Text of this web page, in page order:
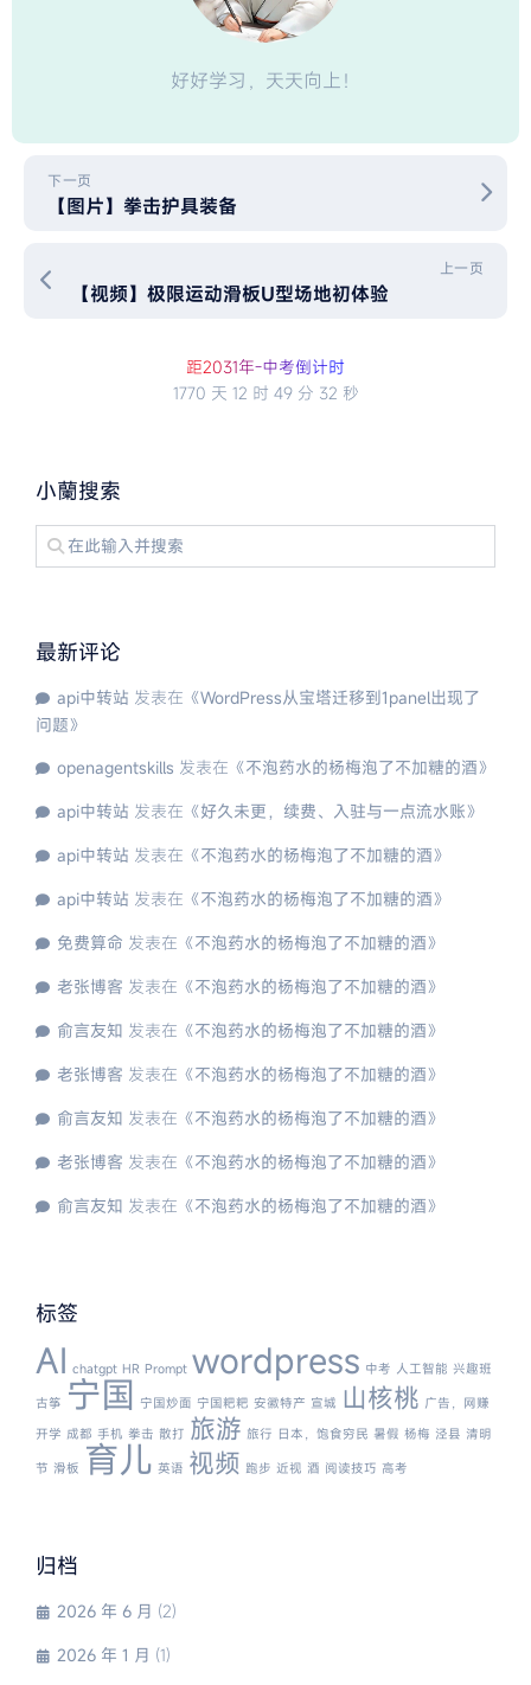
好好学习，天天向上！
下一页
【图片】拳击护具装备
上一页
【视频】极限运动滑板U型场地初体验
距2031年-中考倒计时
1770 天 12 时 49 分 31 秒
小蘭搜索
最新评论
api中转站 发表在《WordPress从宝塔迁移到1panel出现了
问题》
openagentskills 发表在《不泡药水的杨梅泡了不加糖的酒》
api中转站 发表在《好久未更，续费、入驻与一点流水账》
api中转站 发表在《不泡药水的杨梅泡了不加糖的酒》
api中转站 发表在《不泡药水的杨梅泡了不加糖的酒》
免费算命 发表在《不泡药水的杨梅泡了不加糖的酒》
老张博客 发表在《不泡药水的杨梅泡了不加糖的酒》
俞言友知 发表在《不泡药水的杨梅泡了不加糖的酒》
老张博客 发表在《不泡药水的杨梅泡了不加糖的酒》
俞言友知 发表在《不泡药水的杨梅泡了不加糖的酒》
老张博客 发表在《不泡药水的杨梅泡了不加糖的酒》
俞言友知 发表在《不泡药水的杨梅泡了不加糖的酒》
标签
AI chatgpt HR Prompt wordpress 中考 人工智能 兴趣班
古筝 宁国 宁国炒面 宁国粑粑 安徽特产 宣城 山核桃 广告，网赚
开学 成都 手机 拳击 散打 旅游 旅行 日本，饱食穷民 暑假 杨梅 泾县 清明
节 滑板 育儿 英语 视频 跑步 近视 酒 阅读技巧 高考
归档
2026 年 6 月 (2)
2026 年 1 月 (1)